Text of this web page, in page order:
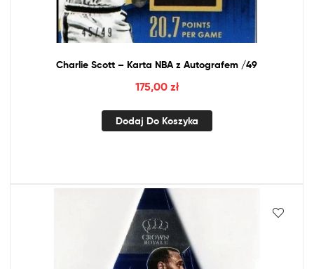
Charlie Scott – Karta NBA z Autografem /49
175,00 zł
Dodaj Do Koszyka